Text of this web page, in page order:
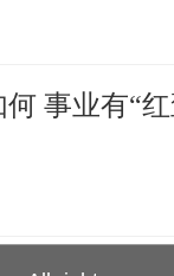
事业有“